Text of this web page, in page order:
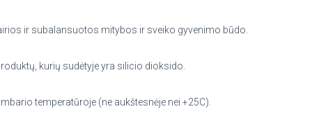
ir subalansuotos mitybos ir sveiko gyvenimo būdo.
kurių sudėtyje yra silicio dioksido.
temperatūroje (ne aukštesnėje nei +25C).